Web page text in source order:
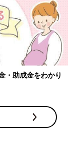
・助成金をわかり